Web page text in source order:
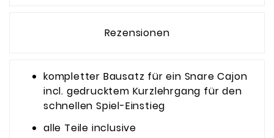
Rezensionen
kompletter Bausatz für ein Snare Cajon
incl. gedrucktem Kurzlehrgang für den
schnellen Spiel-Einstieg
alle Teile inclusive